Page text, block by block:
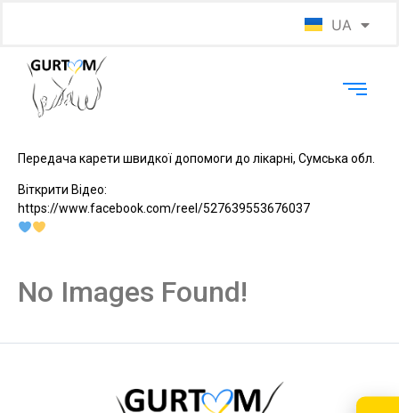
UA
EN
Передача карети швидкої допомоги до лікарні, Сумська обл.
Віткрити Відео:
https://www.facebook.com/reel/527639553676037
No Images Found!